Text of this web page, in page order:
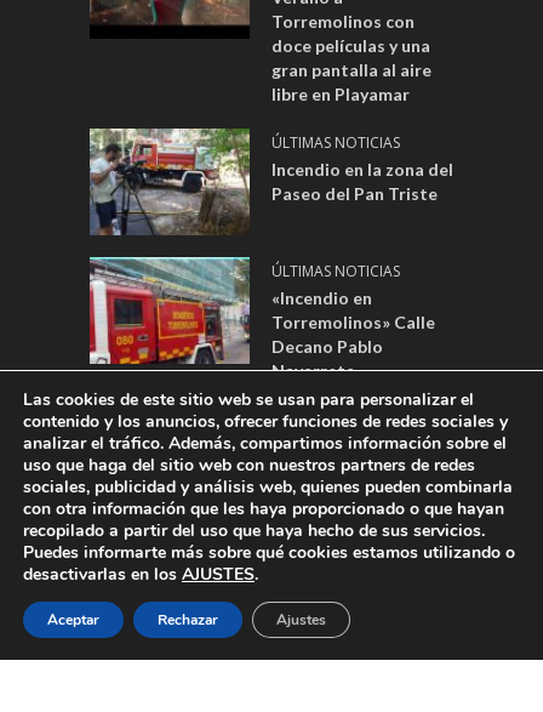
Torremolinos con
doce películas y una
gran pantalla al aire
libre en Playamar
ÚLTIMAS NOTICIAS
Incendio en la zona del
Paseo del Pan Triste
ÚLTIMAS NOTICIAS
«Incendio en
Torremolinos» Calle
Decano Pablo
Navarrete.
DESARROLLADO POR: WEBSITES MÁLAGA| AVISO LEGAL |POLÍTICA
DE PRIVACIDAD|POLÍTICA DE COOKIES|REGISTRO DE ACTIVIDADES
| EMPRESA: CANAL TORREVISIÓN FORMADA POR AYUNTAMIENTO DE
TORREMOLINOS Y AYUNTAMIENTO DE ALHAURÍN DE LA TORRE -
DIRECCIÓN: PLAZA BLAS INFANTE, 1, 29620 TORREMOLINOS - EMAIL
AUDIOVISUAL DE ANDALUCÍA COMO ÓRGANO SUPERVISOR DE
Las cookies de este sitio web se usan para personalizar el
contenido y los anuncios, ofrecer funciones de redes sociales y
analizar el tráfico. Además, compartimos información sobre el
uso que haga del sitio web con nuestros partners de redes
sociales, publicidad y análisis web, quienes pueden combinarla
con otra información que les haya proporcionado o que hayan
recopilado a partir del uso que haya hecho de sus servicios.
Puedes informarte más sobre qué cookies estamos utilizando o
desactivarlas en los AJUSTES.
Aceptar Rechazar Ajustes